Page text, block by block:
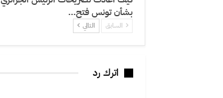
بشأن تونس فتح…
السابق التالي
اترك رد